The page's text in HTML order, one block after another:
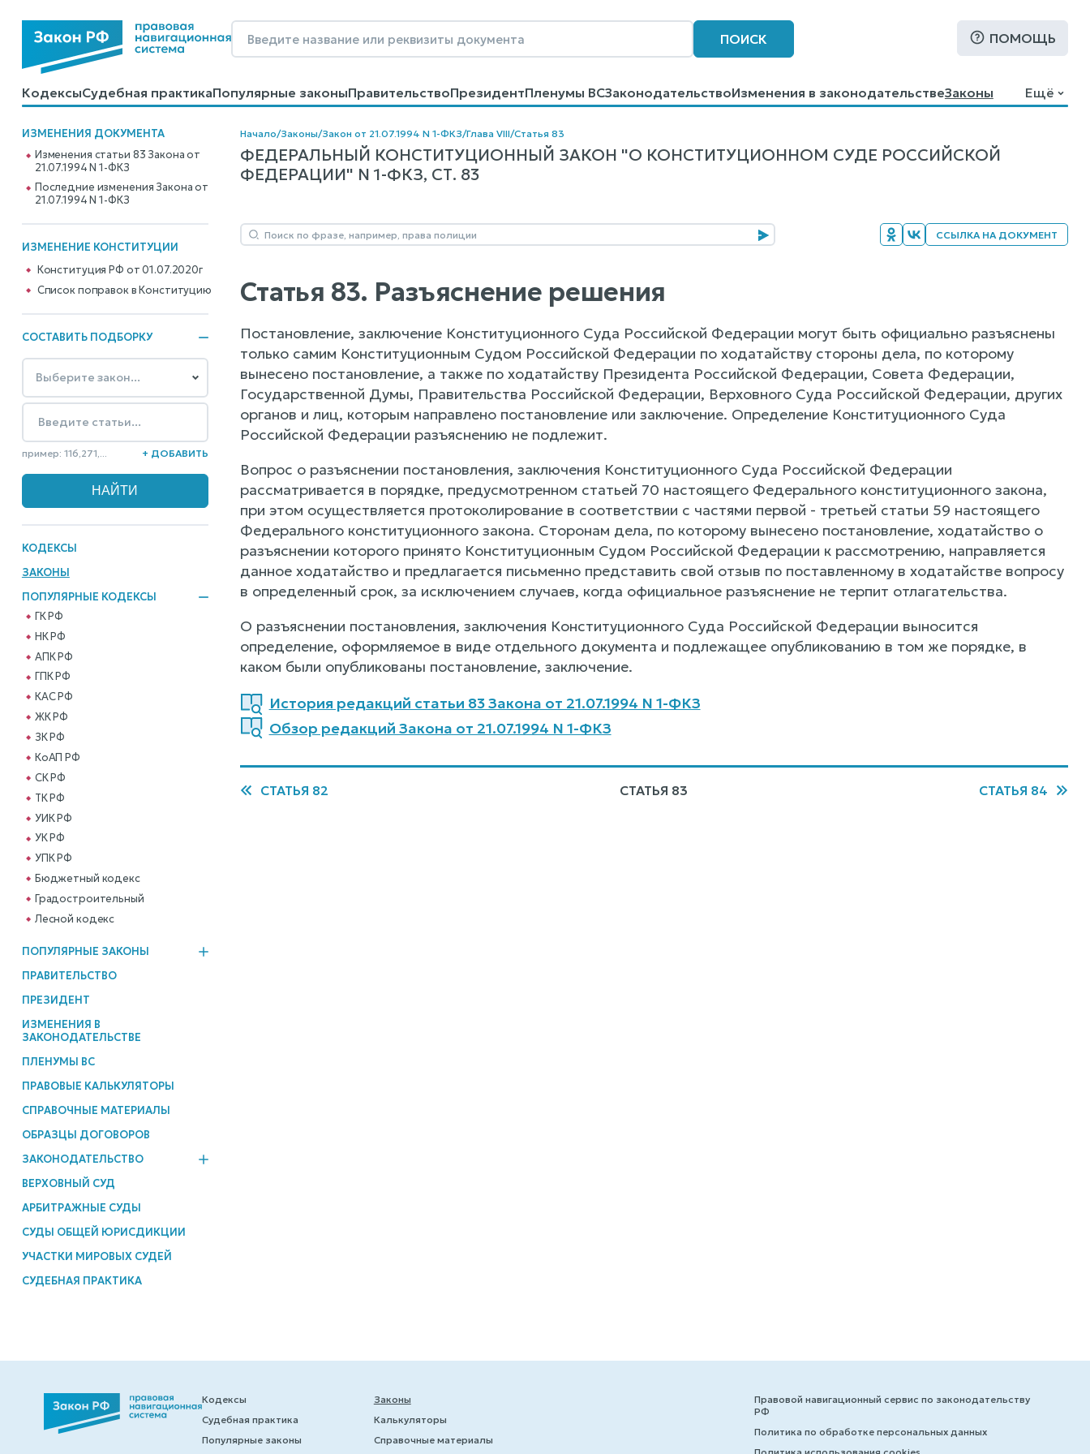
ПОИСК ПОМОЩЬ
КодексыСудебная практикаПопулярные законыПравительствоПрезидентПленумы ВСЗаконодательствоИзменения в законодательствеЗаконы
КалькуляторыСправочные материалыОбразцы договоровКонтактыПомощьПоиск
Ещё
ИЗМЕНЕНИЯ ДОКУМЕНТА
Изменения статьи 83 Закона от
21.07.1994 N 1-ФКЗ
Последние изменения Закона от
21.07.1994 N 1-ФКЗ
ИЗМЕНЕНИЕ КОНСТИТУЦИИ
Конституция РФ от 01.07.2020г
Cписок поправок в Конституцию
СОСТАВИТЬ ПОДБОРКУ
пример: 116,271,... + ДОБАВИТЬ
КОДЕКСЫ
ЗАКОНЫ
ПОПУЛЯРНЫЕ КОДЕКСЫ
ГК РФ
НК РФ
АПК РФ
ГПК РФ
КАС РФ
ЖК РФ
ЗК РФ
КоАП РФ
СК РФ
ТК РФ
УИК РФ
УК РФ
УПК РФ
Бюджетный кодекс
Градостроительный
Лесной кодекс
ПОПУЛЯРНЫЕ ЗАКОНЫ
ПРАВИТЕЛЬСТВО
ПРЕЗИДЕНТ
ИЗМЕНЕНИЯ В
ЗАКОНОДАТЕЛЬСТВЕ
ПЛЕНУМЫ ВС
ПРАВОВЫЕ КАЛЬКУЛЯТОРЫ
СПРАВОЧНЫЕ МАТЕРИАЛЫ
ОБРАЗЦЫ ДОГОВОРОВ
ЗАКОНОДАТЕЛЬСТВО
ВЕРХОВНЫЙ СУД
АРБИТРАЖНЫЕ СУДЫ
СУДЫ ОБЩЕЙ ЮРИСДИКЦИИ
УЧАСТКИ МИРОВЫХ СУДЕЙ
СУДЕБНАЯ ПРАКТИКА
Начало/Законы/Закон от 21.07.1994 N 1-ФКЗ/Глава VIII/Статья 83
ФЕДЕРАЛЬНЫЙ КОНСТИТУЦИОННЫЙ ЗАКОН "О КОНСТИТУЦИОННОМ СУДЕ РОССИЙСКОЙ
ФЕДЕРАЦИИ" N 1-ФКЗ, СТ. 83
ССЫЛКА НА ДОКУМЕНТ
Статья 83. Разъяснение решения
Постановление, заключение Конституционного Суда Российской Федерации могут быть официально разъяснены
только самим Конституционным Судом Российской Федерации по ходатайству стороны дела, по которому
вынесено постановление, а также по ходатайству Президента Российской Федерации, Совета Федерации,
Государственной Думы, Правительства Российской Федерации, Верховного Суда Российской Федерации, других
органов и лиц, которым направлено постановление или заключение. Определение Конституционного Суда
Российской Федерации разъяснению не подлежит.
Вопрос о разъяснении постановления, заключения Конституционного Суда Российской Федерации
рассматривается в порядке, предусмотренном статьей 70 настоящего Федерального конституционного закона,
при этом осуществляется протоколирование в соответствии с частями первой - третьей статьи 59 настоящего
Федерального конституционного закона. Сторонам дела, по которому вынесено постановление, ходатайство о
разъяснении которого принято Конституционным Судом Российской Федерации к рассмотрению, направляется
данное ходатайство и предлагается письменно представить свой отзыв по поставленному в ходатайстве вопросу
в определенный срок, за исключением случаев, когда официальное разъяснение не терпит отлагательства.
О разъяснении постановления, заключения Конституционного Суда Российской Федерации выносится
определение, оформляемое в виде отдельного документа и подлежащее опубликованию в том же порядке, в
каком были опубликованы постановление, заключение.
История редакций статьи 83 Закона от 21.07.1994 N 1-ФКЗ
Обзор редакций Закона от 21.07.1994 N 1-ФКЗ
СТАТЬЯ 82 СТАТЬЯ 83 СТАТЬЯ 84
Кодексы
Судебная практика
Популярные законы
Законы
Калькуляторы
Справочные материалы
Правовой навигационный сервис по законодательству
РФ
Политика по обработке персональных данных